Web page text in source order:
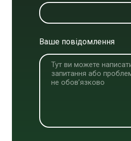
Ваше повідомлення